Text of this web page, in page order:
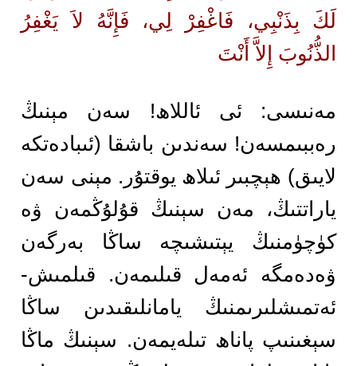
لَكَ بِذَنْبِي، فَاغْفِرْ لِي، فَإِنَّهُ لاَ يَغْفِرُ
الذُّنُوبَ إِلاَّ أَنْتَ
مەنىسى: ئى ئاللاھ! سەن مېنىڭ
رەببىمسەن! سەندىن باشقا (ئىبادەتكە
لايىق) ھېچبىر ئىلاھ يوقتۇر. مېنى سەن
ياراتتىڭ، مەن سېنىڭ قۇلۇڭمەن ۋە
كۈچۈمنىڭ يېتىشىچە ساڭا بەرگەن
ۋەدەمگە ئەمەل قىلىمەن. قىلمىش-
ئەتمىشلىرىمنىڭ يامانلىقىدىن ساڭا
سېغىنىپ پاناھ تىلەيمەن. سېنىڭ ماڭا